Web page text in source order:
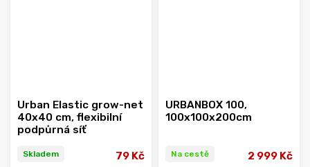
Urban Elastic grow-net
40x40 cm, flexibilní
podpůrná síť
Skladem 79 Kč
URBANBOX 100,
100x100x200cm
Na cestě 2 999 Kč